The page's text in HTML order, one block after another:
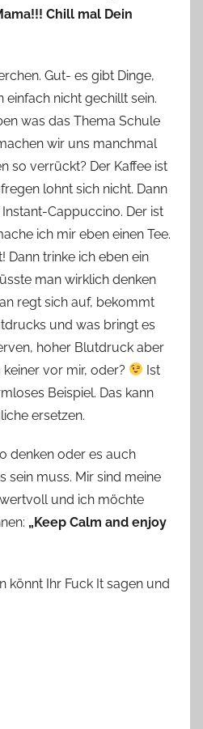
Chill mal Dein
Gut- es gibt Dinge,
nicht gechillt sein.
was das Thema Schule
wir uns manchmal
so verrückt? Der Kaffee ist
lohnt sich nicht. Dann
Cappuccino. Der ist
ich mir eben einen Tee.
Dann trinke ich eben ein
man wirklich denken
regt sich auf, bekommt
und was bringt es
hoher Blutdruck aber
vor mir, oder?
Ist
Beispiel. Das kann
ersetzen.
denken oder es auch
sein muss. Mir sind meine
und ich möchte
„Keep Calm and enjoy
könnt Ihr Fuck It sagen und